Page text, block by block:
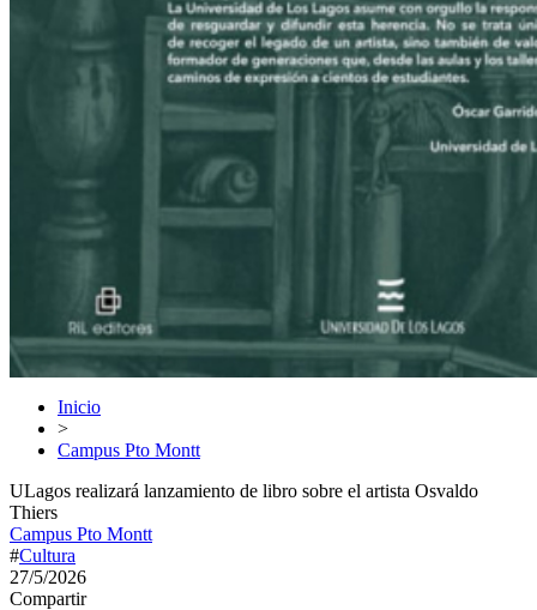
Inicio
>
Campus Pto Montt
ULagos realizará lanzamiento de libro sobre el artista Osvaldo
Thiers
Campus Pto Montt
#Cultura
27/5/2026
Compartir